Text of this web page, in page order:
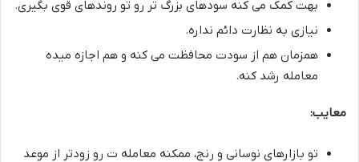
بهت کمک می کنه سودهای بزرگ تر رو تو روندهای قوی بگیری.
نیازی به نظارت دائم نداره.
همزمان هم از سودت محافظت می کنه و هم اجازه میده
معامله رشد کنه.
معایب:
تو بازارهای نوسانی و رنج، ممکنه معامله ت رو زودتر از موعد